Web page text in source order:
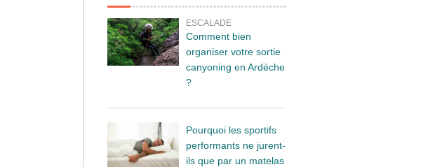
ESCALADE
Comment bien
organiser votre sortie
canyoning en Ardèche
?
Pourquoi les sportifs
performants ne jurent-
ils que par un matelas